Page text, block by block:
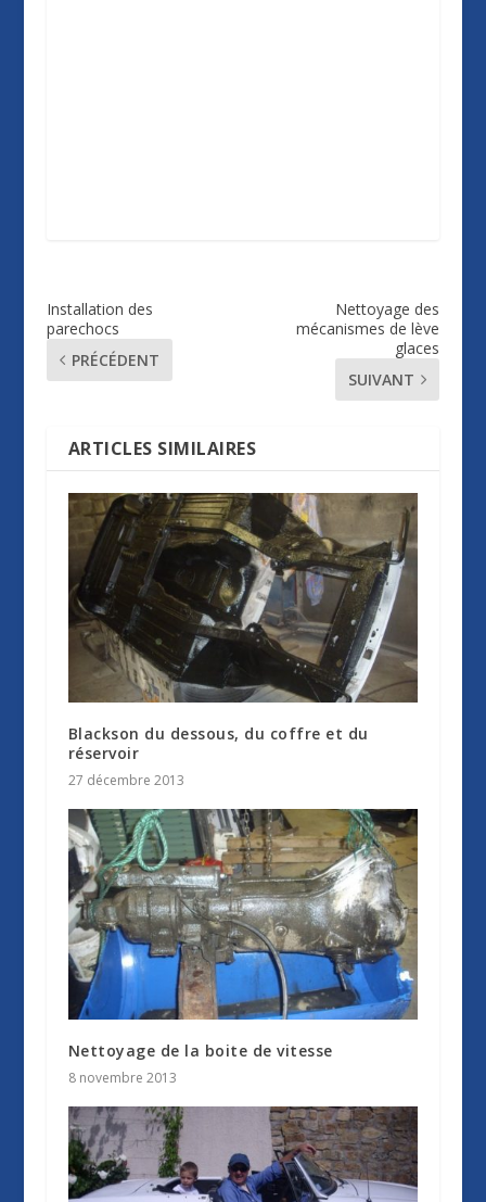
Installation des
parechocs
PRÉCÉDENT
Nettoyage des
mécanismes de lève
glaces
SUIVANT
ARTICLES SIMILAIRES
Blackson du dessous, du coffre et du
réservoir
27 décembre 2013
Nettoyage de la boite de vitesse
8 novembre 2013